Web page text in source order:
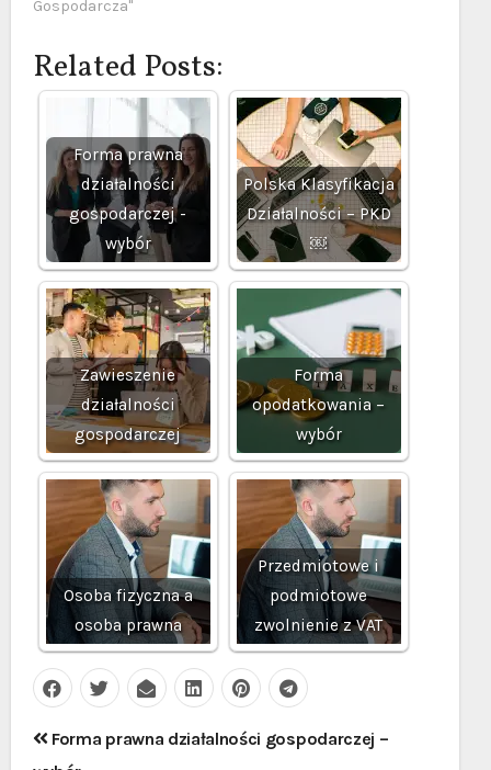
Gospodarcza"
Related Posts:
Forma prawna
działalności
gospodarczej -
wybór
Polska Klasyfikacja
Działalności – PKD
￼
Zawieszenie
działalności
gospodarczej
Forma
opodatkowania –
wybór
Osoba fizyczna a
osoba prawna
Przedmiotowe i
podmiotowe
zwolnienie z VAT
Nawigacja
Forma prawna działalności gospodarczej –